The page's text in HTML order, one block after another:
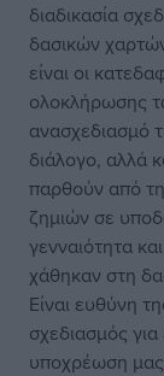
διαδικασία
δασικών
είναι οι
ολοκλήρωσης
ανασχεδιασμό
διάλογο, αλλά
παρθούν από
ζημιών σε
γενναιότητα
χάθηκαν στη
Είναι ευθύνη
σχεδιασμός
υποχρέωση